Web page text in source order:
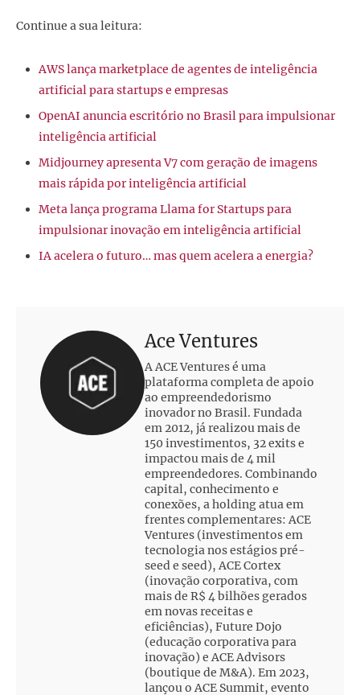
Continue a sua leitura:
AWS lança marketplace de agentes de inteligência
artificial para startups e empresas
OpenAI anuncia escritório no Brasil para impulsionar
inteligência artificial
Midjourney apresenta V7 com geração de imagens
mais rápida por inteligência artificial
Meta lança programa Llama for Startups para
impulsionar inovação em inteligência artificial
IA acelera o futuro… mas quem acelera a energia?
Ace Ventures
A ACE Ventures é uma
plataforma completa de apoio
ao empreendedorismo
inovador no Brasil. Fundada
em 2012, já realizou mais de
150 investimentos, 32 exits e
impactou mais de 4 mil
empreendedores. Combinando
capital, conhecimento e
conexões, a holding atua em
frentes complementares: ACE
Ventures (investimentos em
tecnologia nos estágios pré-
seed e seed), ACE Cortex
(inovação corporativa, com
mais de R$ 4 bilhões gerados
em novas receitas e
eficiências), Future Dojo
(educação corporativa para
inovação) e ACE Advisors
(boutique de M&A). Em 2023,
lançou o ACE Summit, evento